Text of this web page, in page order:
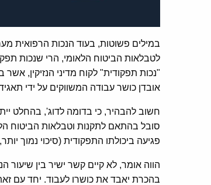
במילים פשוטות, בעוד הנכות הרפואית
לטבלאות הביטוח הלאומי, הרי שנכות
"נכות תפקודית" לקוח מדיני הנזיקין,
אובדן כושר עבודה המשווקים על ידי
חשוב להבהיר, כי בדומה לדוג', בהחלט
סובל בהתאם לתקנות וטבלאות הביטוח
פגיעה ביכולתו התפקודית (סיכוי נמוך
הווה אומר, לא קיים קשר ישיר בין שיעור
בהכרת יאבד את כושרו לעבוד. יחד עם